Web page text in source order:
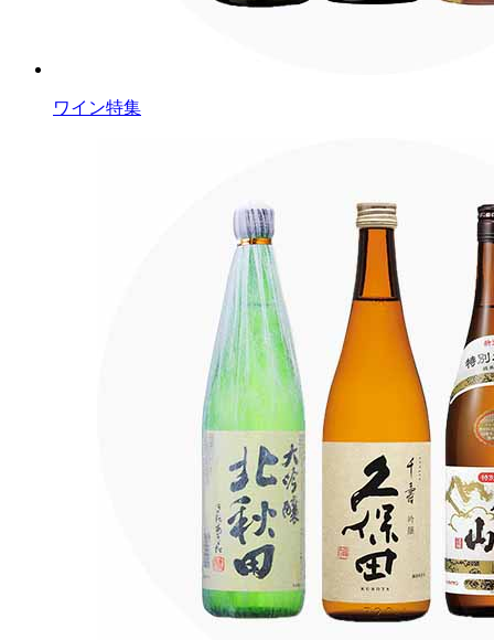
ワイン特集